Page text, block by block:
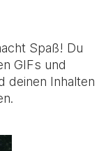
Spaß! Du
GIFs und
deinen Inhalten